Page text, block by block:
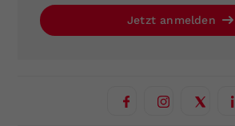
Jetzt anmelden